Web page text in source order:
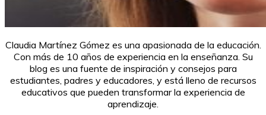
Claudia Martínez Gómez es una apasionada de la educación.
Con más de 10 años de experiencia en la enseñanza. Su
blog es una fuente de inspiración y consejos para
estudiantes, padres y educadores, y está lleno de recursos
educativos que pueden transformar la experiencia de
aprendizaje.